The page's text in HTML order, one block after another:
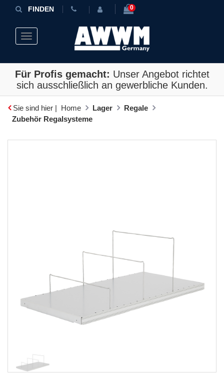
FINDEN 0
Toggle navigation
Für Profis gemacht: Unser Angebot richtet
sich ausschließlich an gewerbliche Kunden.
Sie sind hier | Home Lager
Regale
Zubehör Regalsysteme